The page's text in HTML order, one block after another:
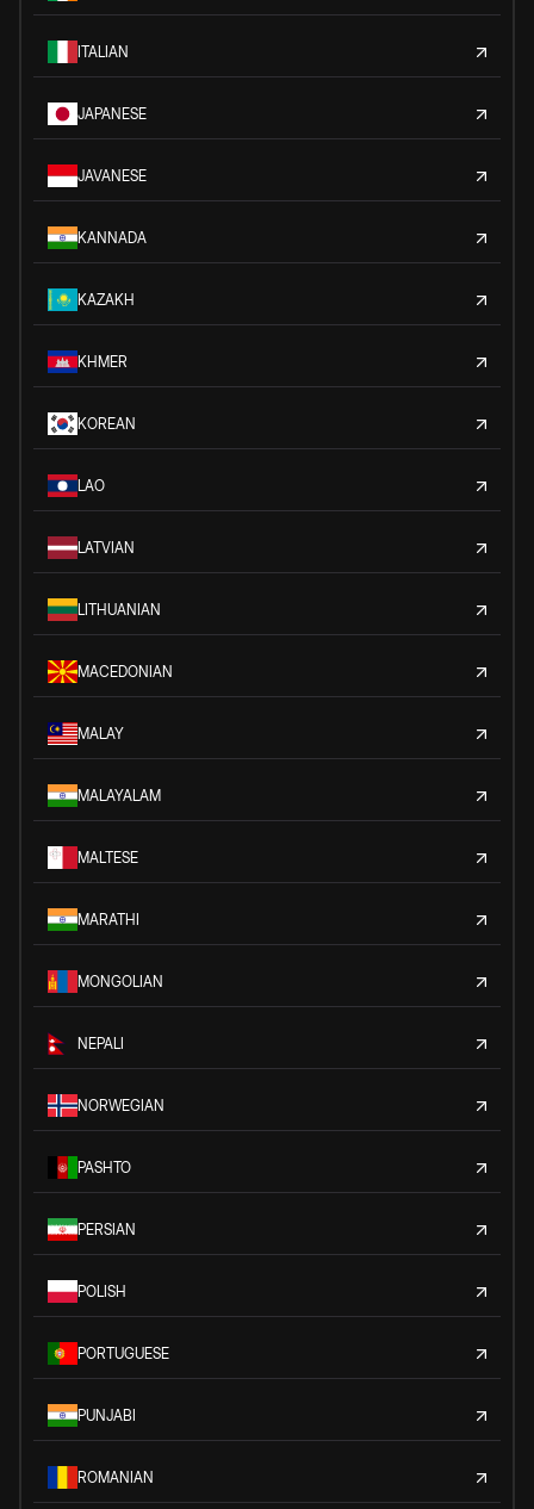
ITALIAN
JAPANESE
JAVANESE
KANNADA
KAZAKH
KHMER
KOREAN
LAO
LATVIAN
LITHUANIAN
MACEDONIAN
MALAY
MALAYALAM
MALTESE
MARATHI
MONGOLIAN
NEPALI
NORWEGIAN
PASHTO
PERSIAN
POLISH
PORTUGUESE
PUNJABI
ROMANIAN